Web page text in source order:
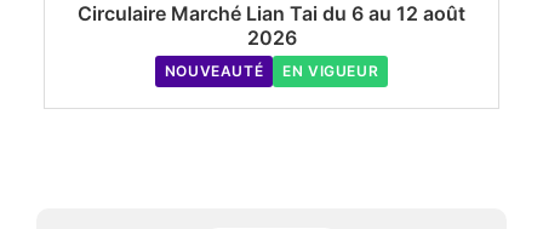
Circulaire Marché Lian Tai du 6 au 12 août
2026
NOUVEAUTÉ EN VIGUEUR